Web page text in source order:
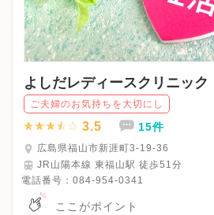
よしだレディースクリニック
ご夫婦のお気持ちを大切にし
3.5 15件
広島県福山市新涯町3-19-36
JR山陽本線 東福山駅 徒歩51分
電話番号： 084-954-0341
ここがポイント